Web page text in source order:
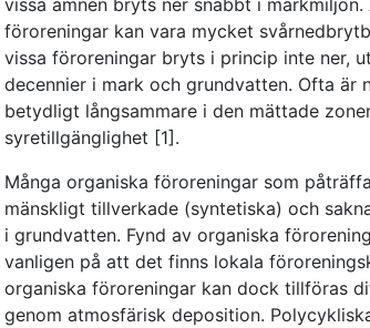
vissa ämnen bryts ner snabbt i markmiljön.
föroreningar kan vara mycket
vissa föroreningar bryts i princip inte ner,
decennier i mark och grundvatten. Ofta är
betydligt långsammare i den mättade
syretillgänglighet [1].
Många organiska föroreningar som
mänskligt tillverkade (syntetiska) och
i grundvatten. Fynd av organiska
vanligen på att det finns lokala
organiska föroreningar kan dock tillföras
genom atmosfärisk deposition.